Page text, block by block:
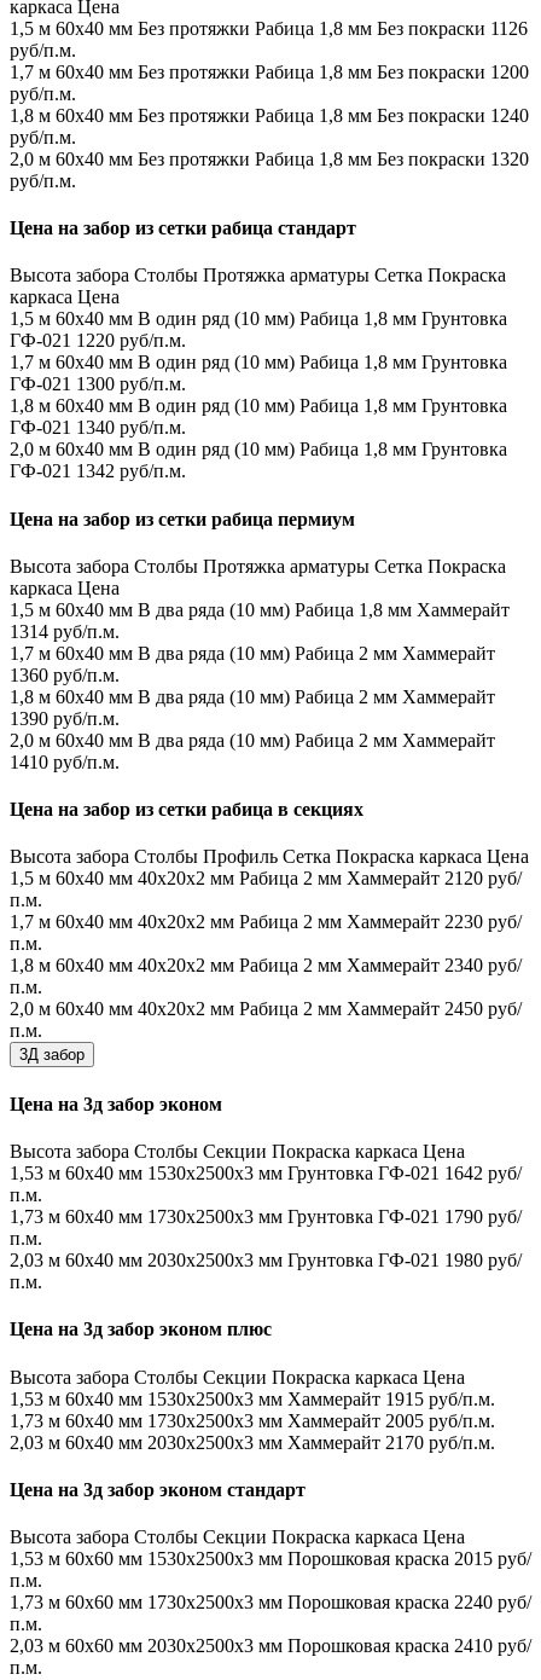
каркаса Цена
1,5 м 60х40 мм Без протяжки Рабица 1,8 мм Без покраски 1126
руб/п.м.
1,7 м 60х40 мм Без протяжки Рабица 1,8 мм Без покраски 1200
руб/п.м.
1,8 м 60х40 мм Без протяжки Рабица 1,8 мм Без покраски 1240
руб/п.м.
2,0 м 60х40 мм Без протяжки Рабица 1,8 мм Без покраски 1320
руб/п.м.
Цена на забор из сетки рабица стандарт
Высота забора Столбы Протяжка арматуры Сетка Покраска
каркаса Цена
1,5 м 60х40 мм В один ряд (10 мм) Рабица 1,8 мм Грунтовка
ГФ-021 1220 руб/п.м.
1,7 м 60х40 мм В один ряд (10 мм) Рабица 1,8 мм Грунтовка
ГФ-021 1300 руб/п.м.
1,8 м 60х40 мм В один ряд (10 мм) Рабица 1,8 мм Грунтовка
ГФ-021 1340 руб/п.м.
2,0 м 60х40 мм В один ряд (10 мм) Рабица 1,8 мм Грунтовка
ГФ-021 1342 руб/п.м.
Цена на забор из сетки рабица пермиум
Высота забора Столбы Протяжка арматуры Сетка Покраска
каркаса Цена
1,5 м 60х40 мм В два ряда (10 мм) Рабица 1,8 мм Хаммерайт
1314 руб/п.м.
1,7 м 60х40 мм В два ряда (10 мм) Рабица 2 мм Хаммерайт
1360 руб/п.м.
1,8 м 60х40 мм В два ряда (10 мм) Рабица 2 мм Хаммерайт
1390 руб/п.м.
2,0 м 60х40 мм В два ряда (10 мм) Рабица 2 мм Хаммерайт
1410 руб/п.м.
Цена на забор из сетки рабица в секциях
Высота забора Столбы Профиль Сетка Покраска каркаса Цена
1,5 м 60х40 мм 40х20х2 мм Рабица 2 мм Хаммерайт 2120 руб/
п.м.
1,7 м 60х40 мм 40х20х2 мм Рабица 2 мм Хаммерайт 2230 руб/
п.м.
1,8 м 60х40 мм 40х20х2 мм Рабица 2 мм Хаммерайт 2340 руб/
п.м.
2,0 м 60х40 мм 40х20х2 мм Рабица 2 мм Хаммерайт 2450 руб/
п.м.
3Д забор
Цена на 3д забор эконом
Высота забора Столбы Секции Покраска каркаса Цена
1,53 м 60х40 мм 1530x2500x3 мм Грунтовка ГФ-021 1642 руб/
п.м.
1,73 м 60х40 мм 1730x2500x3 мм Грунтовка ГФ-021 1790 руб/
п.м.
2,03 м 60х40 мм 2030x2500x3 мм Грунтовка ГФ-021 1980 руб/
п.м.
Цена на 3д забор эконом плюс
Высота забора Столбы Секции Покраска каркаса Цена
1,53 м 60х40 мм 1530x2500x3 мм Хаммерайт 1915 руб/п.м.
1,73 м 60х40 мм 1730x2500x3 мм Хаммерайт 2005 руб/п.м.
2,03 м 60х40 мм 2030x2500x3 мм Хаммерайт 2170 руб/п.м.
Цена на 3д забор эконом стандарт
Высота забора Столбы Секции Покраска каркаса Цена
1,53 м 60х60 мм 1530x2500x3 мм Порошковая краска 2015 руб/
п.м.
1,73 м 60х60 мм 1730x2500x3 мм Порошковая краска 2240 руб/
п.м.
2,03 м 60х60 мм 2030x2500x3 мм Порошковая краска 2410 руб/
п.м.